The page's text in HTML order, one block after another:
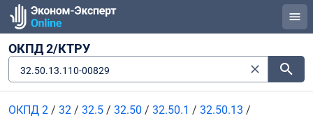
ОКПД 2/КТРУ
32.50.13.110-00829
ОКПД 2 / 32 / 32.5 / 32.50 / 32.50.1 / 32.50.13 /